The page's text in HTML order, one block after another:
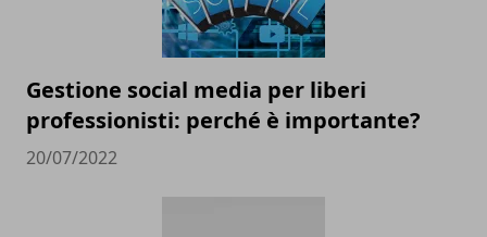
Gestione social media per liberi
professionisti: perché è importante?
20/07/2022